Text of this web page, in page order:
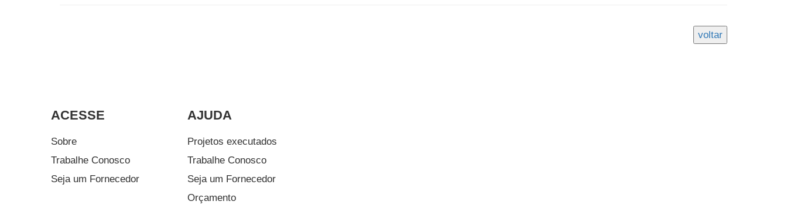
ACESSE
Sobre
Trabalhe Conosco
Seja um Fornecedor
AJUDA
Projetos executados
Trabalhe Conosco
Seja um Fornecedor
Orçamento